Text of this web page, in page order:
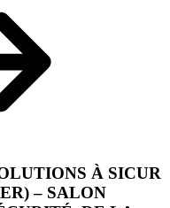
À SICUR
– SALON